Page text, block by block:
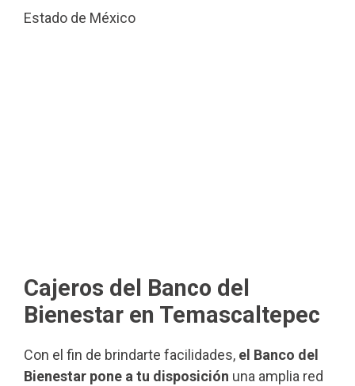
Estado de México
Cajeros del Banco del
Bienestar en Temascaltepec
Con el fin de brindarte facilidades, el Banco del
Bienestar pone a tu disposición una amplia red